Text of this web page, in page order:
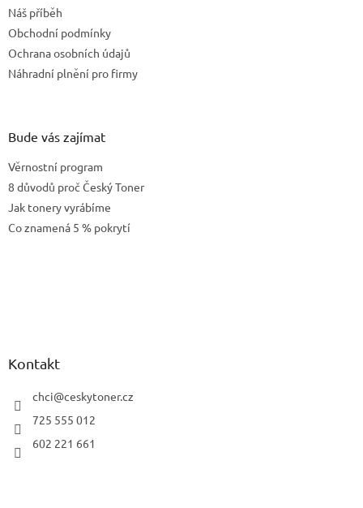
Náš příběh
Obchodní podmínky
Ochrana osobních údajů
Náhradní plnění pro firmy
Bude vás zajímat
Věrnostní program
8 důvodů proč Český Toner
Jak tonery vyrábíme
Co znamená 5 % pokrytí
Kontakt
chci@ceskytoner.cz
725 555 012
602 221 661